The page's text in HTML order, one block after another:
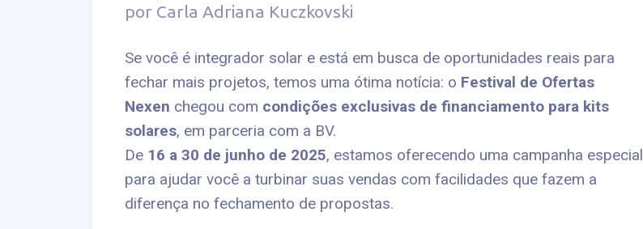
por Carla Adriana Kuczkovski
Se você é integrador solar e está em busca de oportunidades reais para
fechar mais projetos, temos uma ótima notícia: o Festival de Ofertas
Nexen chegou com condições exclusivas de financiamento para kits
solares, em parceria com a BV.
De 16 a 30 de junho de 2025, estamos oferecendo uma campanha especial
para ajudar você a turbinar suas vendas com facilidades que fazem a
diferença no fechamento de propostas.